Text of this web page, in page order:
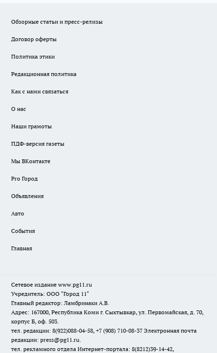
Обзорные статьи и пресс-релизы
Договор оферты
Политика этики
Редакционная политика
Как с нами связаться
О нас
Наши грамоты
ПДФ-версия газеты
Мы ВКонтакте
Pro Город
Объявления
Авто
События
Главная
Сетевое издание www.pg11.ru
Учредитель: ООО "Город 11"
Главный редактор: Ламбринаки А.В.
Адрес: 167000, Республика Коми г. Сыктывкар, ул. Первомайская, д. 70,
корпус Б, оф. 503.
тел. редакции: 8(922)088-04-58, +7 (908) 710-08-37 Электронная почта
редакции: press@pg11.ru.
тел. рекламного отдела Интернет-портала: 8(8212)39-14-42,